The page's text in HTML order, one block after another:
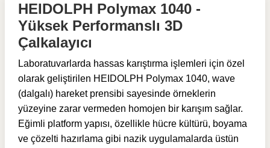
HEIDOLPH Polymax 1040 -
Yüksek Performanslı 3D
Çalkalayıcı
Laboratuvarlarda hassas karıştırma işlemleri için özel
olarak geliştirilen HEIDOLPH Polymax 1040, wave
(dalgalı) hareket prensibi sayesinde örneklerin
yüzeyine zarar vermeden homojen bir karışım sağlar.
Eğimli platform yapısı, özellikle hücre kültürü, boyama
ve çözelti hazırlama gibi nazik uygulamalarda üstün